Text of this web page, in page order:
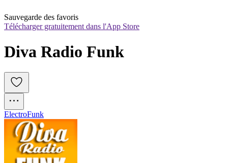
Sauvegarde des favoris
Télécharger gratuitement dans l'App Store
Diva Radio Funk
ElectroFunk